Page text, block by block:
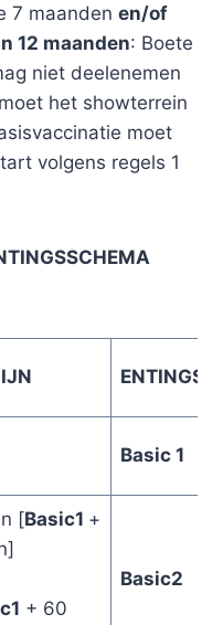
7 maanden en/of
12 maanden: Boete
niet deelenemen
het showterrein
moet
volgens regels 1
Basic 1
[Basic1 +
+ 60
Basic2